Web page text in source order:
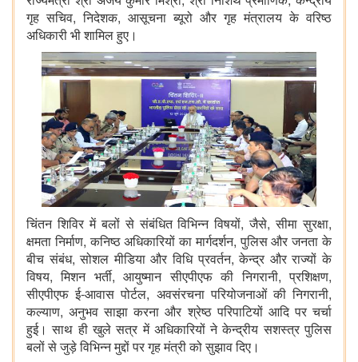
गृह सचिव, निदेशक, आसूचना ब्यूरो और गृह मंत्रालय के वरिष्ठ
अधिकारी भी शामिल हुए।
चिंतन शिविर में बलों से संबंधित विभिन्‍न विषयों, जैसे, सीमा सुरक्षा,
क्षमता निर्माण, कनिष्‍ठ अधिकारियों का मार्गदर्शन, पुलिस और जनता के
बीच संबंध, सोशल मीडिया और विधि प्रवर्तन, केन्‍द्र और राज्‍यों के
विषय, मिशन भर्ती, आयुष्‍मान सीएपीएफ की निगरानी, प्रशिक्षण,
सीएपीएफ ई-आवास पोर्टल, अवसंरचना परियोजनाओं की निगरानी,
कल्‍याण, अनुभव साझा करना और श्रेष्‍ठ परिपाटियों आदि पर चर्चा
हुई। साथ ही खुले सत्र में अधिकारियों ने केन्द्रीय सशस्त्र पुलिस
बलों से जुड़े विभिन्न मुद्दों पर गृह मंत्री को सुझाव दिए।